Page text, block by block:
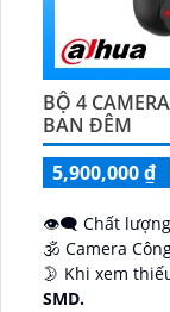
BỘ 4
BAN ĐÊM
5,900,000 ₫
👁️‍🗨 Chất
SMD.